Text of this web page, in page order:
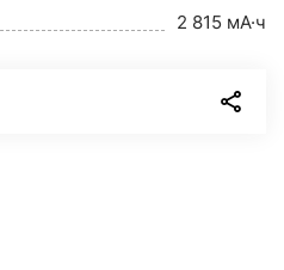
2 815 мА·ч